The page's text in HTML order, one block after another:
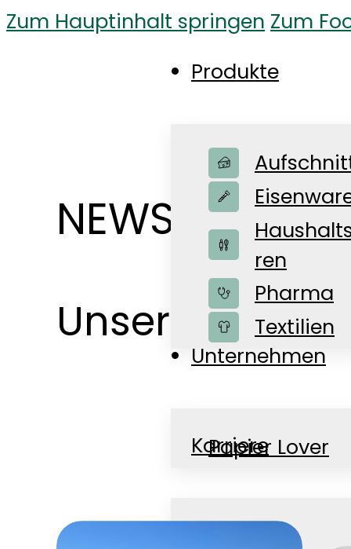
Zum Hauptinhalt springen Zum
Produkte
ren
Pharma
Textilien
Shop
Unternehmen
Papier Lover
Karriere
NEWS-BLOG
Unsere News